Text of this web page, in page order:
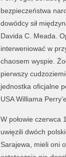
bezpieczeństwa
dowódcy sił
Davida C. Meada.
interweniować w
chaosem wyspie.
pierwszy
jednostka oficjalne
USA Williama
W połowie czerwca
uwięzili dwóch
Sarajewa, mieli oni